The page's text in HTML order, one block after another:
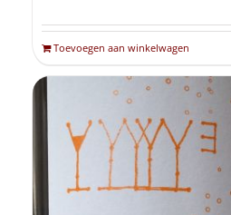
Toevoegen aan winkelwagen